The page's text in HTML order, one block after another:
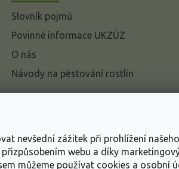
nevšední zážitek při prohlížení
webu a díky
můžeme používat cookies a osobní
Slovník pojmů
Povinné informace UKZÚZ
O nás
Návody na pěstování rostlin